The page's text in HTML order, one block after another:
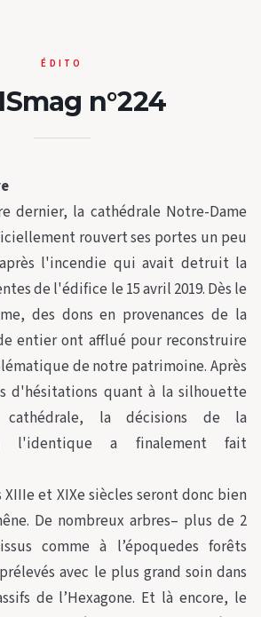
ÉDITO
n°224
dernier, la cathédrale Notre-Dame
rouvert ses portes un peu
l'incendie qui avait detruit la
de l'édifice le 15 avril 2019. Dès le
des dons en provenances de la
entier ont afflué pour reconstruire
de notre patrimoine. Après
d'hésitations quant à la silhouette
la décisions de la
l'identique a finalement fait
XIIIe et XIXe siècles seront donc bien
De nombreux arbres– plus de 2
comme à l’époquedes forêts
avec le plus grand soin dans
de l’Hexagone. Et là encore, le